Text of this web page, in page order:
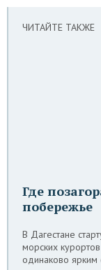
ЧИТАЙТЕ ТАКЖЕ
Где
побережье
В Дагестане
морских
одинаково